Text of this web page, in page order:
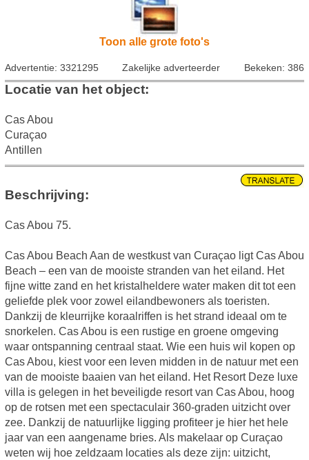
Toon alle grote foto's
Advertentie: 3321295 Zakelijke adverteerder Bekeken: 386
Locatie van het object:
Cas Abou
Curaçao
Antillen
Beschrijving:
Cas Abou 75.
Cas Abou Beach Aan de westkust van Curaçao ligt Cas Abou
Beach – een van de mooiste stranden van het eiland. Het
fijne witte zand en het kristalheldere water maken dit tot een
geliefde plek voor zowel eilandbewoners als toeristen.
Dankzij de kleurrijke koraalriffen is het strand ideaal om te
snorkelen. Cas Abou is een rustige en groene omgeving
waar ontspanning centraal staat. Wie een huis wil kopen op
Cas Abou, kiest voor een leven midden in de natuur met een
van de mooiste baaien van het eiland. Het Resort Deze luxe
villa is gelegen in het beveiligde resort van Cas Abou, hoog
op de rotsen met een spectaculair 360-graden uitzicht over
zee. Dankzij de natuurlijke ligging profiteer je hier het hele
jaar van een aangename bries. Als makelaar op Curaçao
weten wij hoe zeldzaam locaties als deze zijn: uitzicht,